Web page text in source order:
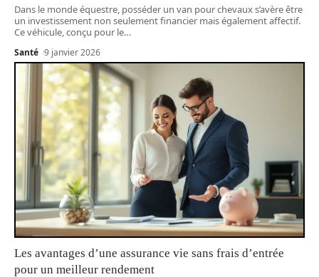
Dans le monde équestre, posséder un van pour chevaux s’avère être
un investissement non seulement financier mais également affectif.
Ce véhicule, conçu pour le…
Santé 9 janvier 2026
Les avantages d’une assurance vie sans frais d’entrée
pour un meilleur rendement